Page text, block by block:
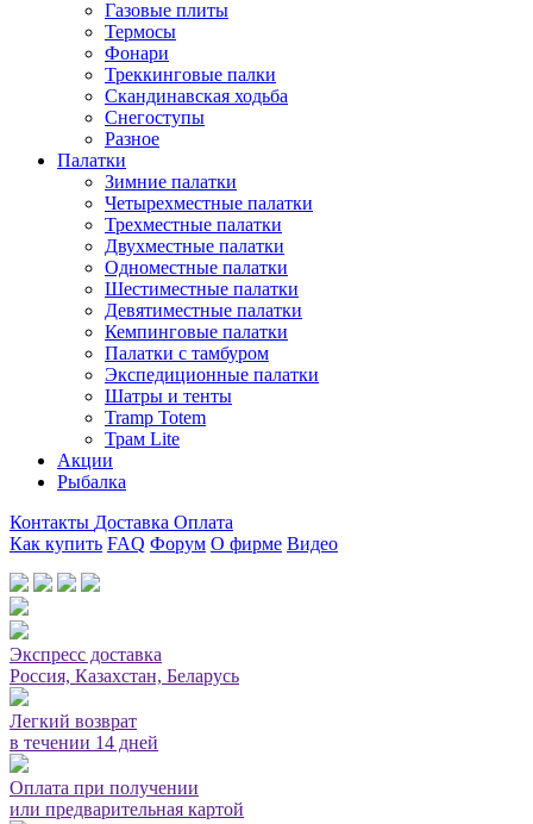
Газовые плиты
Термосы
Фонари
Треккинговые палки
Скандинавская ходьба
Снегоступы
Разное
Палатки
Зимние палатки
Четырехместные палатки
Трехместные палатки
Двухместные палатки
Одноместные палатки
Шестиместные палатки
Девятиместные палатки
Кемпинговые палатки
Палатки с тамбуром
Экспедиционные палатки
Шатры и тенты
Tramp Totem
Трам Lite
Акции
Рыбалка
Контакты Доставка Оплата
Как купить FAQ Форум О фирме Видео
Экспресс доставка
Россия, Казахстан, Беларусь
Легкий возврат
в течении 14 дней
Оплата при получении
или предварительная картой